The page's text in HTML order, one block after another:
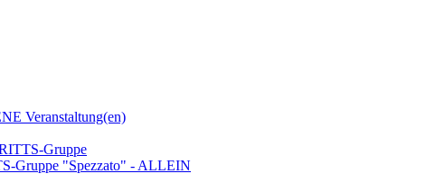
Veranstaltung(en)
Gruppe
Gruppe "Spezzato" - ALLEIN